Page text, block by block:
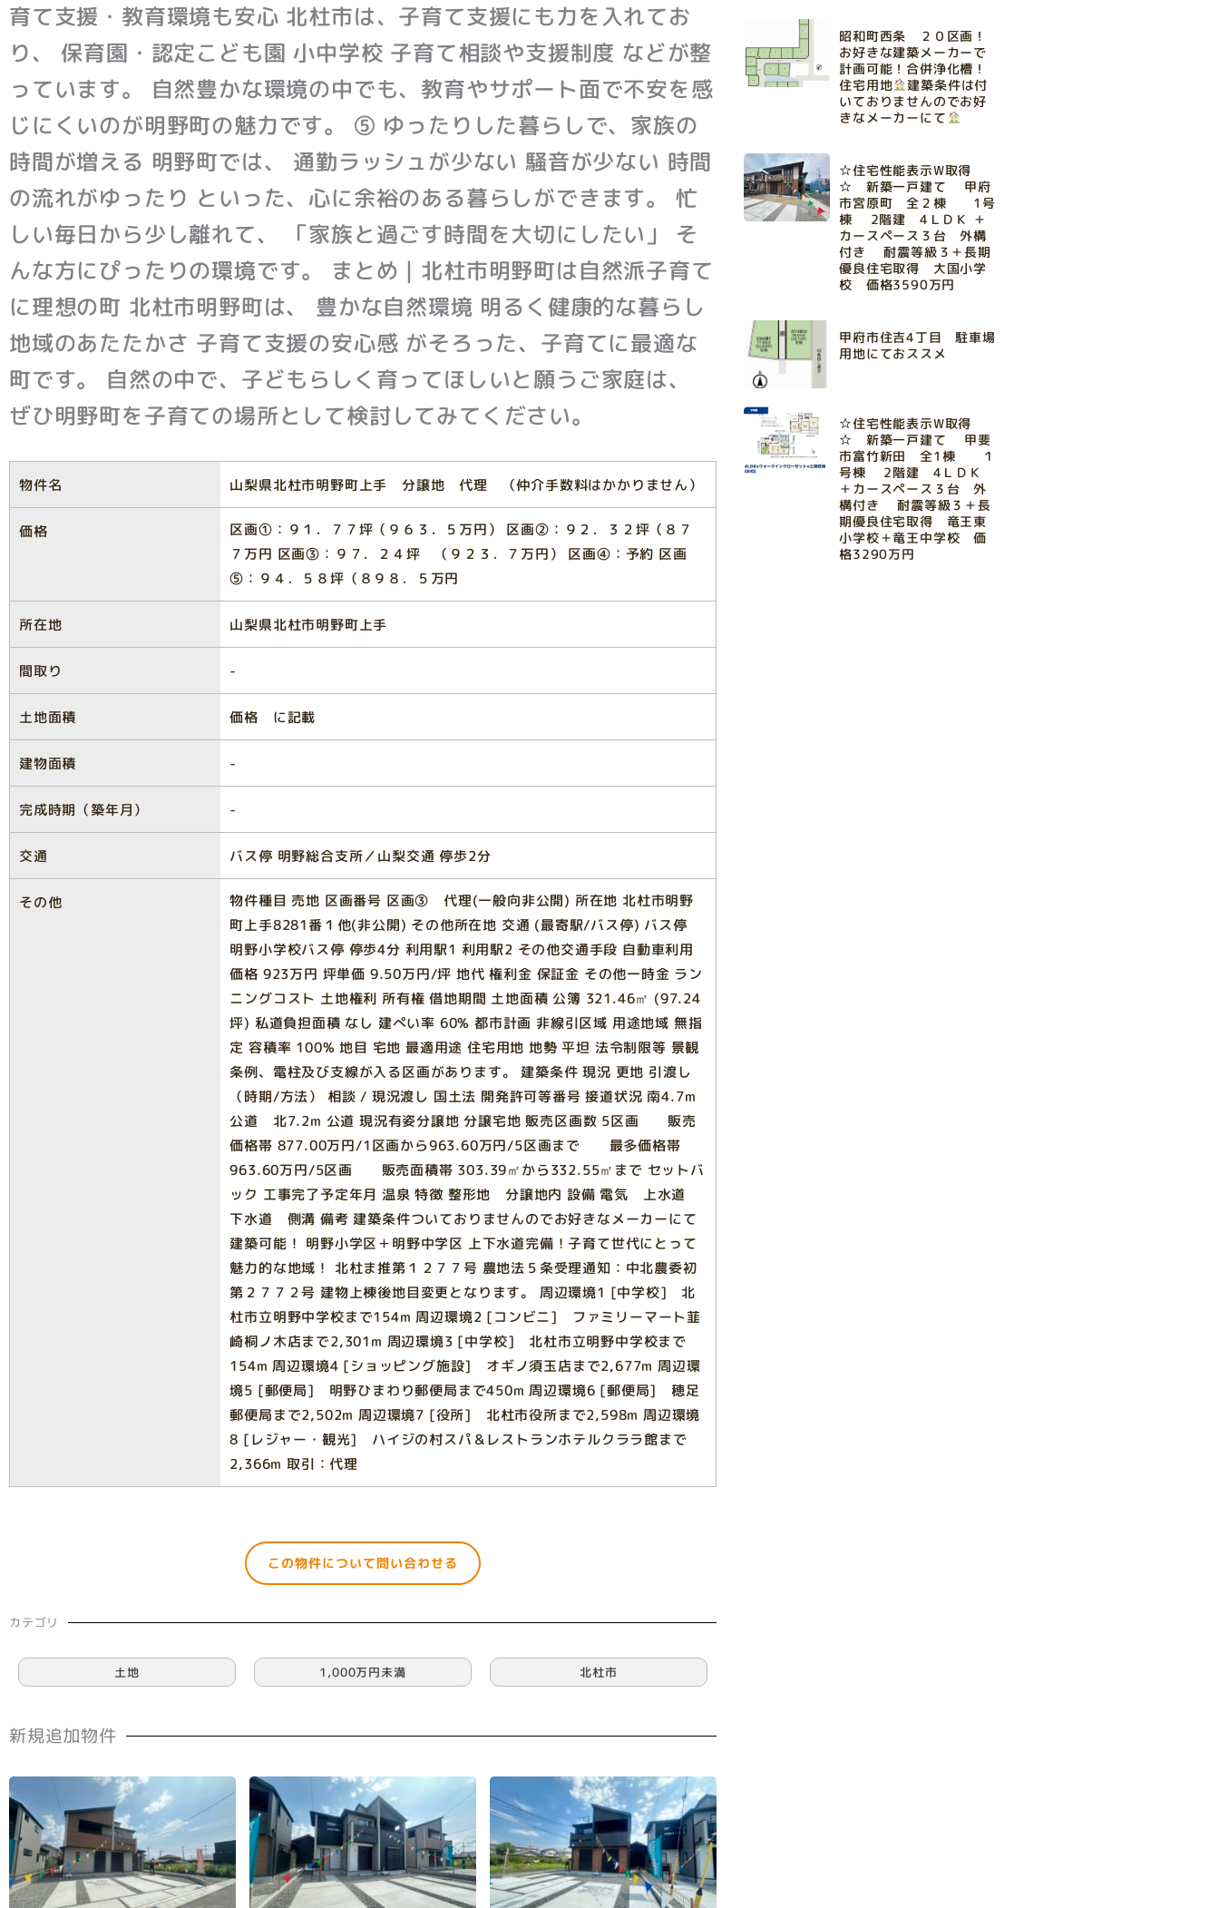
育て支援・教育環境も安心 北杜市は、子育て支援にも力を入れてお
り、 保育園・認定こども園 小中学校 子育て相談や支援制度 などが整
っています。 自然豊かな環境の中でも、教育やサポート面で不安を感
じにくいのが明野町の魅力です。 ⑤ ゆったりした暮らしで、家族の
時間が増える 明野町では、 通勤ラッシュが少ない 騒音が少ない 時間
の流れがゆったり といった、心に余裕のある暮らしができます。 忙
しい毎日から少し離れて、 「家族と過ごす時間を大切にしたい」 そ
んな方にぴったりの環境です。 まとめ｜北杜市明野町は自然派子育て
に理想の町 北杜市明野町は、 豊かな自然環境 明るく健康的な暮らし
地域のあたたかさ 子育て支援の安心感 がそろった、子育てに最適な
町です。 自然の中で、子どもらしく育ってほしいと願うご家庭は、
ぜひ明野町を子育ての場所として検討してみてください。
物件名 山梨県北杜市明野町上手 分譲地 代理 （仲介手数料はかかりません）
価格
区画①：９１．７７坪（９６３．５万円） 区画②：９２．３２坪（８７
７万円 区画③：９７．２４坪 （９２３．７万円） 区画④：予約 区画
⑤：９４．５８坪（８９８．５万円
所在地 山梨県北杜市明野町上手
間取り -
土地面積 価格 に記載
建物面積 -
完成時期（築年月） -
交通 バス停 明野総合支所／山梨交通 停歩2分
その他
物件種目 売地 区画番号 区画③ 代理(一般向非公開) 所在地 北杜市明野
町上手8281番１他(非公開) その他所在地 交通 (最寄駅/バス停) バス停
明野小学校バス停 停歩4分 利用駅1 利用駅2 その他交通手段 自動車利用
価格 923万円 坪単価 9.50万円/坪 地代 権利金 保証金 その他一時金 ラン
ニングコスト 土地権利 所有権 借地期間 土地面積 公簿 321.46㎡ (97.24
坪) 私道負担面積 なし 建ぺい率 60% 都市計画 非線引区域 用途地域 無指
定 容積率 100% 地目 宅地 最適用途 住宅用地 地勢 平坦 法令制限等 景観
条例、電柱及び支線が入る区画があります。 建築条件 現況 更地 引渡し
（時期/方法） 相談 / 現況渡し 国土法 開発許可等番号 接道状況 南4.7m
公道 北7.2m 公道 現況有姿分譲地 分譲宅地 販売区画数 5区画 販売
価格帯 877.00万円/1区画から963.60万円/5区画まで 最多価格帯
963.60万円/5区画 販売面積帯 303.39㎡から332.55㎡まで セットバ
ック 工事完了予定年月 温泉 特徴 整形地 分譲地内 設備 電気 上水道
下水道 側溝 備考 建築条件ついておりませんのでお好きなメーカーにて
建築可能！ 明野小学区＋明野中学区 上下水道完備！子育て世代にとって
魅力的な地域！ 北杜ま推第１２７７号 農地法５条受理通知：中北農委初
第２７７２号 建物上棟後地目変更となります。 周辺環境1 [中学校] 北
杜市立明野中学校まで154m 周辺環境2 [コンビニ] ファミリーマート韮
崎桐ノ木店まで2,301m 周辺環境3 [中学校] 北杜市立明野中学校まで
154m 周辺環境4 [ショッピング施設] オギノ須玉店まで2,677m 周辺環
境5 [郵便局] 明野ひまわり郵便局まで450m 周辺環境6 [郵便局] 穂足
郵便局まで2,502m 周辺環境7 [役所] 北杜市役所まで2,598m 周辺環境
8 [レジャー・観光] ハイジの村スパ＆レストランホテルクララ館まで
2,366m 取引：代理
この物件について問い合わせる
カテゴリ
土地 1,000万円未満 北杜市
新規追加物件
昭和町西条 ２０区画！
お好きな建築メーカーで
計画可能！合併浄化槽！
住宅用地
建築条件は付
いておりませんのでお好
きなメーカーにて
☆住宅性能表示W取得
☆ 新築一戸建て 甲府
市宮原町 全２棟 1号
棟 2階建 4ＬＤＫ ＋
カースペース３台 外構
付き 耐震等級３＋長期
優良住宅取得 大国小学
校 価格3590万円
甲府市住吉4丁目 駐車場
用地にておススメ
☆住宅性能表示W取得
☆ 新築一戸建て 甲斐
市富竹新田 全1棟 １
号棟 2階建 4ＬＤＫ
＋カースペース３台 外
構付き 耐震等級３＋長
期優良住宅取得 竜王東
小学校＋竜王中学校 価
格3290万円